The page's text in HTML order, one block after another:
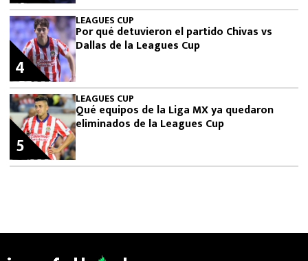
LEAGUES CUP
Por qué detuvieron el partido Chivas vs
Dallas de la Leagues Cup
4
LEAGUES CUP
Qué equipos de la Liga MX ya quedaron
eliminados de la Leagues Cup
5